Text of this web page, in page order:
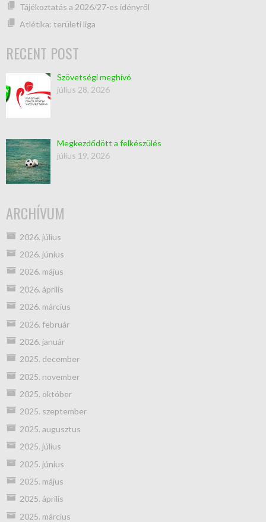
Tájékoztatás a 2026/27-es idényről
Atlétika: területi liga
RECENT POST
Szövetségi meghívó
július 28, 2026
Megkezdődött a felkészülés
július 19, 2026
ARCHÍVUM
2026. július
2026. június
2026. május
2026. április
2026. március
2026. február
2026. január
2025. december
2025. november
2025. október
2025. szeptember
2025. augusztus
2025. július
2025. június
2025. május
2025. április
2025. március